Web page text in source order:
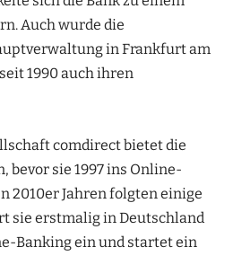
Auch wurde die
in Frankfurt am
1990 auch ihren
comdirect bietet die
bevor sie 1997 ins Online-
2010er Jahren folgten einige
sie erstmalig in Deutschland
Banking ein und startet ein